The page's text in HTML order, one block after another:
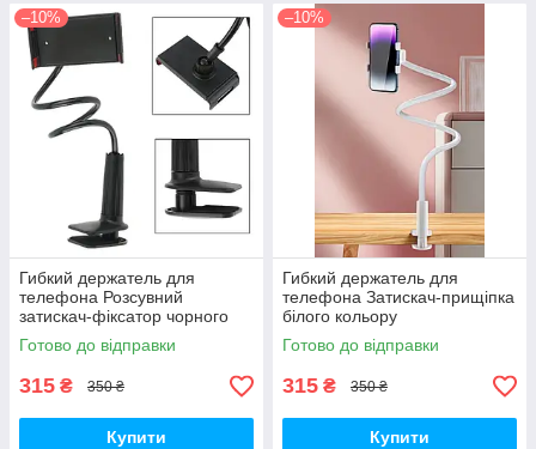
–10%
Гибкий держатель для
телефона Розсувний
затискач-фіксатор чорного
кольору
Готово до відправки
315 ₴ 350 ₴
Купити
–10%
Гибкий держатель для
телефона Затискач-прищіпка
білого кольору
Готово до відправки
315 ₴ 350 ₴
Купити